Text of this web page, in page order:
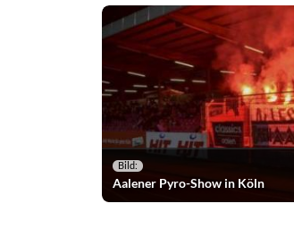
Bild:
Aalener Pyro-Show in Köln